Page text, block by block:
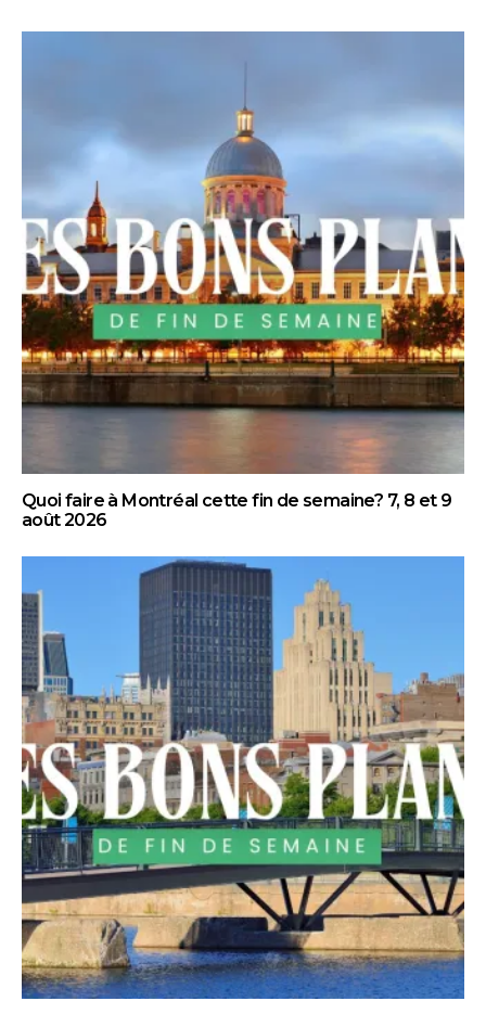
Quoi faire à Montréal cette fin de semaine? 7, 8 et 9
août 2026